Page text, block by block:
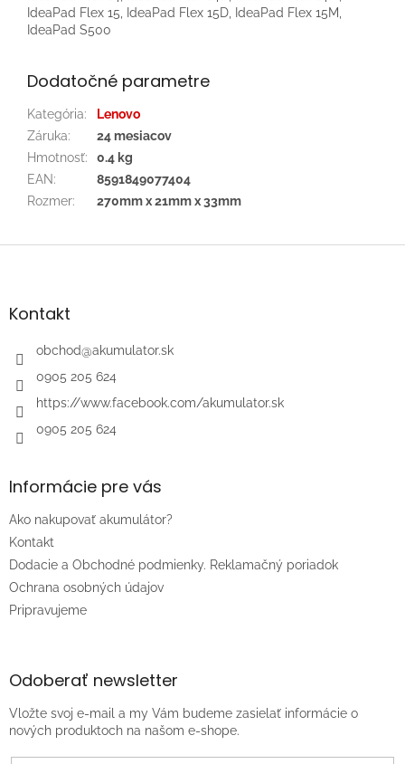
IdeaPad Flex 15, IdeaPad Flex 15D, IdeaPad Flex 15M,
IdeaPad S500
Dodatočné parametre
Kategória:
Lenovo
Záruka:
24 mesiacov
Hmotnosť:
0.4 kg
EAN:
8591849077404
Rozmer: 270mm x 21mm x 33mm
Z
äKontakt
obchod@akumulator.sk
0905 205 624
https://www.facebook.com/akumulator.sk
0905 205 624
Informácie pre vás
Ako nakupovať akumulátor?
Kontakt
Dodacie a Obchodné podmienky. Reklamačný poriadok
Ochrana osobných údajov
Pripravujeme
Odoberať newsletter
Vložte svoj e-mail a my Vám budeme zasielať informácie o
nových produktoch na našom e-shope.